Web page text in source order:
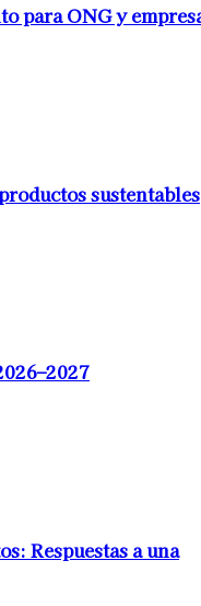
para ONG y
sustentables
Respuestas a una